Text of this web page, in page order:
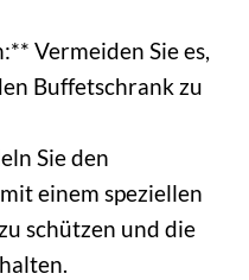
Vermeiden Sie es,
Buffetschrank zu
Sie den
einem speziellen
schützen und die